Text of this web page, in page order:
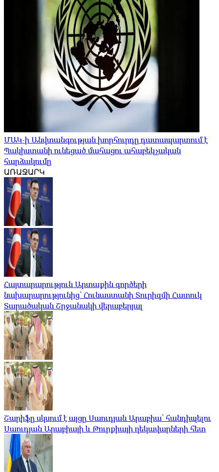
ՄԱԿ-ի Անվտանգության խորհուրդը դատապարտում է
Պակիստանի ունեցած մահացու ահաբեկչական
հարձակումը
ԱՌԱՋԱՐԿ
Հայտարարություն Արտաքին գործերի
նախարարությունից՝ Հունաստանի Տուրիզմի Հատուկ
Տարածական Շրջանակի վերաբերյալ
Շարիֆը սկսում է այցը Սաուդյան Արաբիա՝ հանդիպելու
Սաուդյան Արաբիայի և Թուրքիայի ղեկավարների հետ